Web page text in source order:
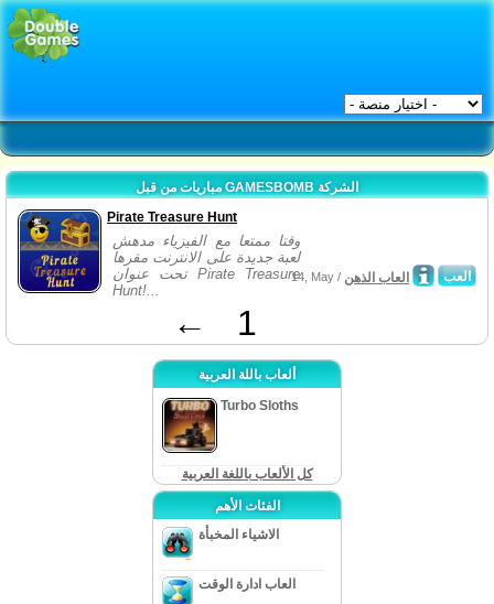
مباريات من قبل GAMESBOMB الشركة
Pirate Treasure Hunt
وقتا ممتعا مع الفيزياء مدهش
لعبة جديدة على الانترنت مقرها
تحت عنوان Pirate Treasure
Hunt!...
العب 14, May / العاب الذهن
← 1
ألعاب باللة العربية
Turbo Sloths
كل الألعاب باللغة العربية
الفئات الأهم
الاشياء المخبأة
العاب ادارة الوقت